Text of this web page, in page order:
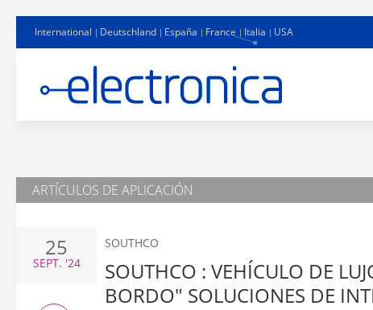
International Deutschland España France Italia USA
ARTÍCULOS DE APLICACIÓN
25
SEPT. '24
SOUTHCO
SOUTHCO : VEHÍCULO DE
BORDO" SOLUCIONES DE